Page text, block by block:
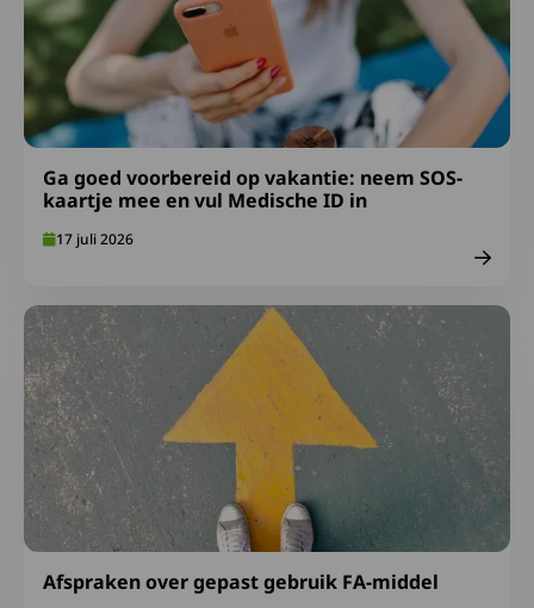
Ga goed voorbereid op vakantie: neem SOS-
kaartje mee en vul Medische ID in
17 juli 2026
Afspraken over gepast gebruik FA-middel
Lees meer over Afspraken over gepast gebruik FA-